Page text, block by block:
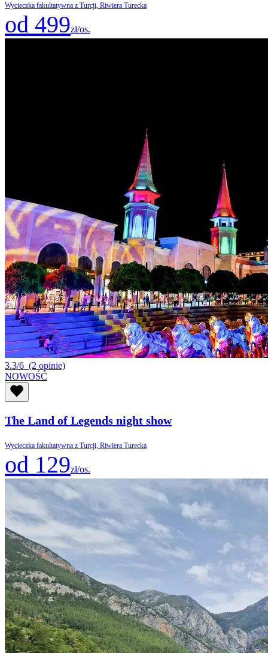
Wycieczka fakultatywna z Turcji, Riwiera Turecka
od 499zł/os.
3.3/6 (2 opinie)
NOWOŚĆ
The Land of Legends night show
Wycieczka fakultatywna z Turcji, Riwiera Turecka
od 129zł/os.